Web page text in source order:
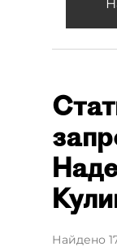
Найдено